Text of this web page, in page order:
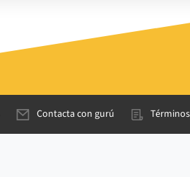
Contacta con gurú